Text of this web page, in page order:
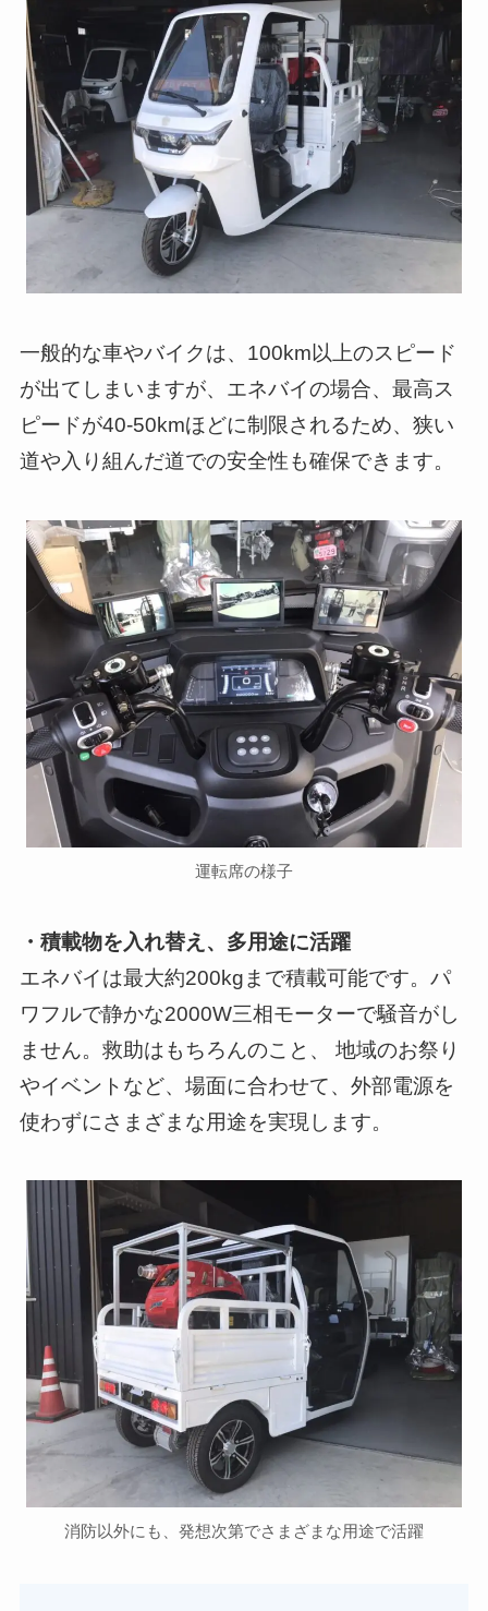
一般的な車やバイクは、100km以上のスピード
が出てしまいますが、エネバイの場合、最高ス
ピードが40-50kmほどに制限されるため、狭い
道や入り組んだ道での安全性も確保できます。
運転席の様子
・積載物を入れ替え、多用途に活躍
エネバイは最大約200kgまで積載可能です。パ
ワフルで静かな2000W三相モーターで騒音がし
ません。救助はもちろんのこと、 地域のお祭り
やイベントなど、場面に合わせて、外部電源を
使わずにさまざまな用途を実現します。
消防以外にも、発想次第でさまざまな用途で活躍